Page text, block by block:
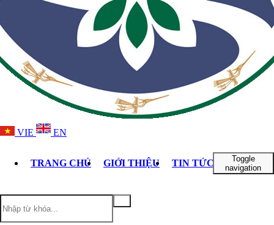
VIE EN
TRANG CHỦ GIỚI THIỆU TIN TỨC - SỰ KIỆN
Toggle
navigation